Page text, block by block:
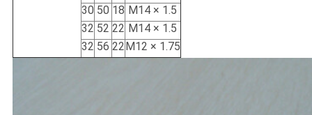
30 50 18 M14 × 1.5
32 52 22 M14 × 1.5
32 56 22 M12 × 1.75